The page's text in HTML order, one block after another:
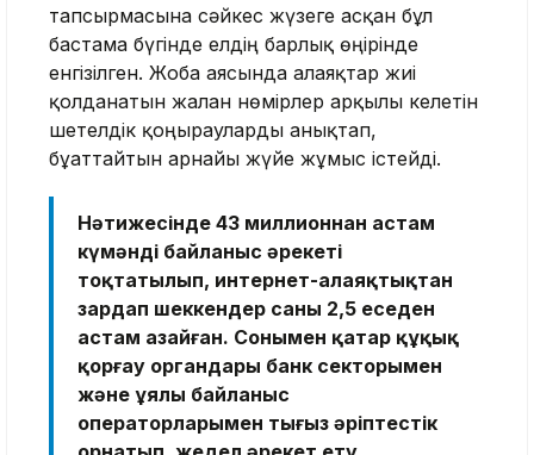
тапсырмасына сәйкес жүзеге асқан бұл
бастама бүгінде елдің барлық өңірінде
енгізілген. Жоба аясында алаяқтар жиі
қолданатын жалған нөмірлер арқылы келетін
шетелдік қоңырауларды анықтап,
бұғаттайтын арнайы жүйе жұмыс істейді.
Нәтижесінде 43 миллионнан астам
күмәнді байланыс әрекеті
тоқтатылып, интернет-алаяқтықтан
зардап шеккендер саны 2,5 еседен
астам азайған. Сонымен қатар құқық
қорғау органдары банк секторымен
және ұялы байланыс
операторларымен тығыз әріптестік